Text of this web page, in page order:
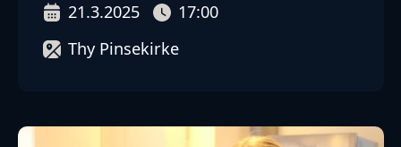
21.3.2025
17:00
Thy Pinsekirke